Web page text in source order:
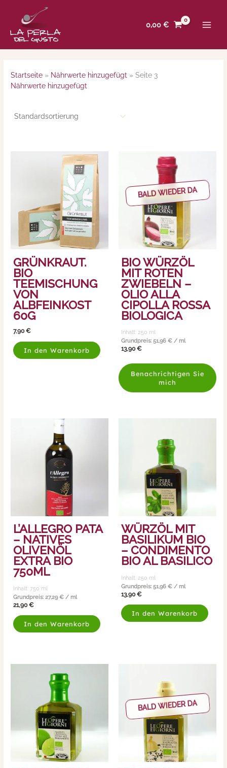
springen
0,00€
Startseite » Nährwerte hinzugefügt »Seite 3
Nährwerte hinzugefügt
GRÜNKRAUT.
BIO
TEEMISCHUNG
VON
ALBFEINKOST
60G
7,90€
In den Warenkorb
BALD WIEDER DA
BIO WÜRZÖL
MIT ROTEN
ZWIEBELN –
OLIO ALLA
CIPOLLA ROSSA
BIOLOGICA
Inhalt: 250 ml
Grundpreis: 51,96 € / ml
13,90€
Benachrichtigen Sie
mich
L’ALLEGRO PATA
– NATIVES
OLIVENÖL
EXTRA BIO
750ML
Inhalt: 750 ml
Grundpreis:27,29€ / ml
21,90€
In den Warenkorb
WÜRZÖL MIT
BASILIKUM BIO
– CONDIMENTO
BIO AL BASILICO
Inhalt: 250 ml
Grundpreis: 51,96 € / ml
13,90€
In den Warenkorb
BALD WIEDER DA